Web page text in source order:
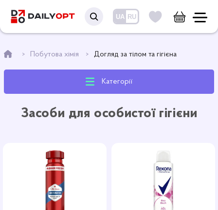
UA RU
Побутова хімія Догляд за тілом та гігієна
Категорії
Засоби для особистої гігієни